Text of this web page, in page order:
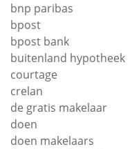
bnp paribas
bpost
bpost bank
buitenland hypotheek
courtage
crelan
de gratis makelaar
doen
doen makelaars